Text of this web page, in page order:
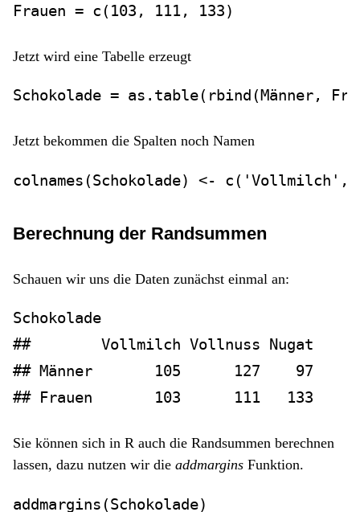
Frauen = c ( 103 , 111, 133)
Jetzt wird eine Tabelle erzeugt
Schokolade = as.table( rbind (Männer,
Jetzt bekommen die Spalten noch Namen
colnames (Schokolade) <- c ( 'Vollmilch' ,
Berechnung der Randsummen
Schauen wir uns die Daten zunächst einmal an:
Schokolade
##        Vollmilch Vollnuss Nugat
## Männer       105      127    97
## Frauen       103      111   133
Sie können sich in R auch die Randsummen berechnen
lassen, dazu nutzen wir die addmargins Funktion.
addmargins (Schokolade)